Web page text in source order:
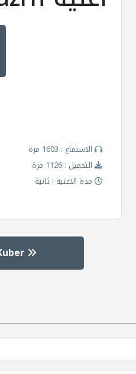
الاستماع : 1603 مرة
التحميل : 1126 مرة
مدة الاغنية : ثانية